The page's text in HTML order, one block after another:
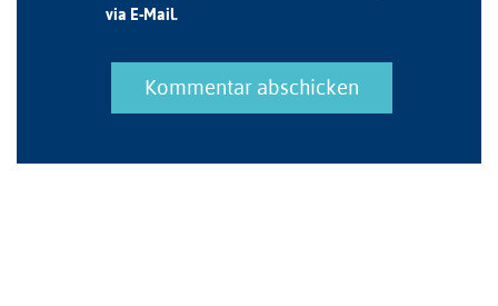
via E-Mail.